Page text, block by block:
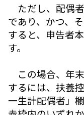
ただし、配偶
であり、かつ、
すると、申告者
す。
この場合、年
するには、扶養
一生計配偶者」